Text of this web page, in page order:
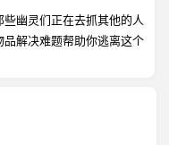
幽灵们正在去抓其他的人
解决难题帮助你逃离这个